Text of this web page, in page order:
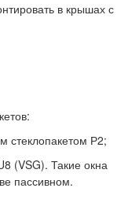
в крышах с
стеклопакетом Р2;
(VSG). Такие окна
пассивном.